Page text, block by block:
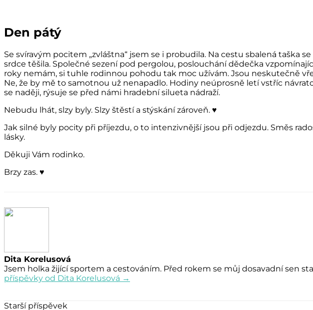
Den pátý
Se svíravým pocitem „zvláštna“ jsem se i probudila. Na cestu sbalená taška
srdce těšila. Společné sezení pod pergolou, poslouchání dědečka
roky nemám, si tuhle rodinnou pohodu tak moc užívám. Jsou neskutečně
Ne, že by mě to samotnou už nenapadlo. Hodiny neúprosně letí vstříc
se naději, rýsuje se před námi hradební silueta nádraží.
Nebudu lhát, slzy byly. Slzy štěstí a stýskání zároveň. ♥
Jak silné byly pocity při příjezdu, o to intenzivnější jsou při odjezdu. Směs
lásky.
Děkuji Vám rodinko.
Brzy zas. ♥
Dita Korelusová
Jsem holka žijící sportem a cestováním. Před rokem se můj dosavadní sen
příspěvky od Dita Korelusová →
Starší příspěvek